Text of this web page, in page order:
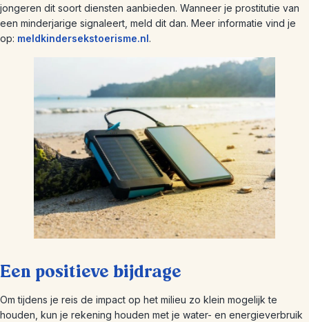
jongeren dit soort diensten aanbieden. Wanneer je prostitutie van
een minderjarige signaleert, meld dit dan. Meer informatie vind je
op: meldkindersekstoerisme.nl.
Een positieve bijdrage
Om tijdens je reis de impact op het milieu zo klein mogelijk te
houden, kun je rekening houden met je water- en energieverbruik